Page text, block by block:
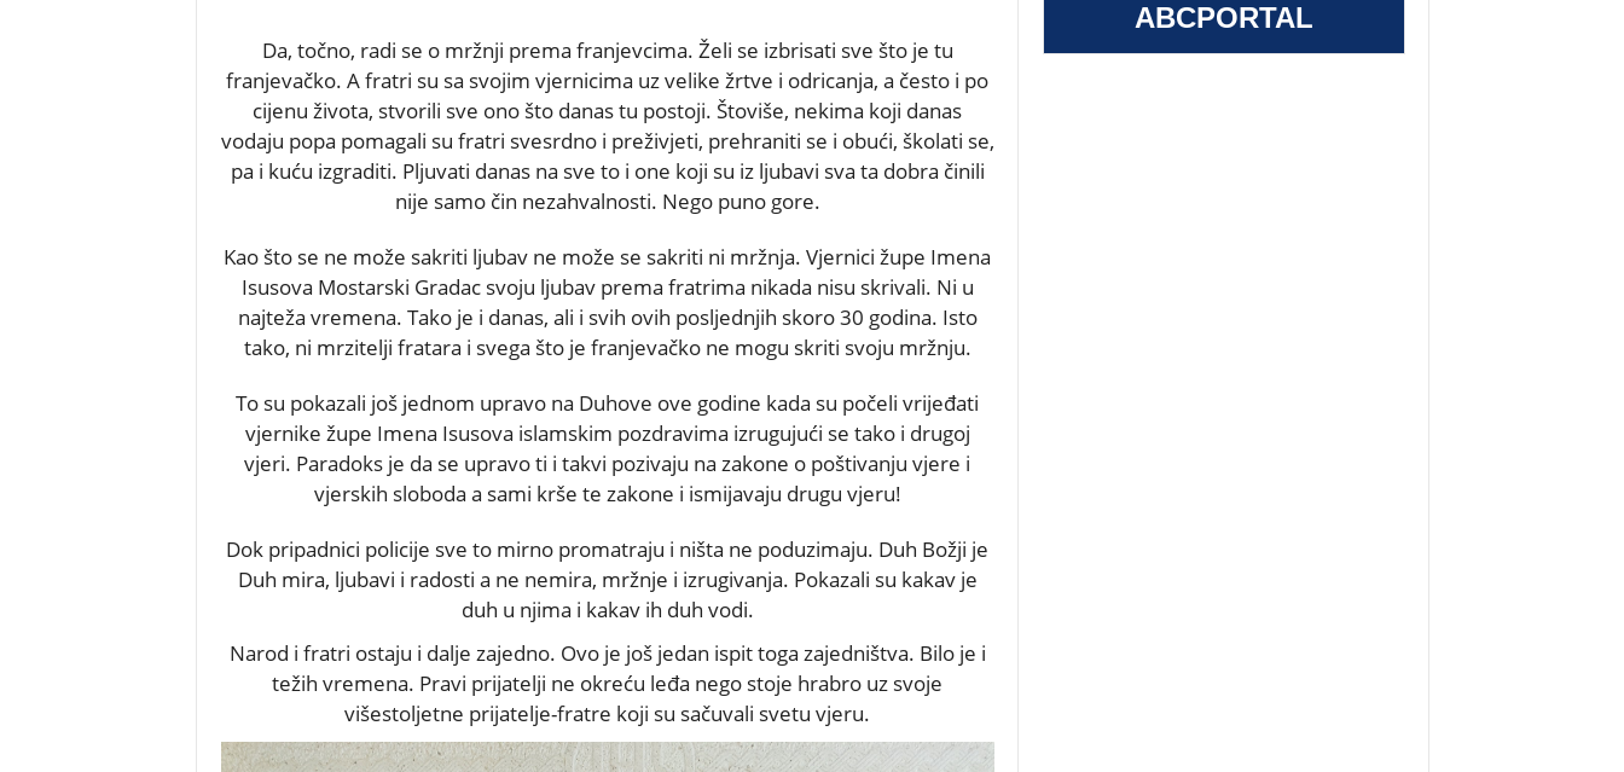
Da, točno, radi se o mržnji prema franjevcima. Želi se izbrisati sve što je tu
franjevačko. A fratri su sa svojim vjernicima uz velike žrtve i odricanja, a često i po
cijenu života, stvorili sve ono što danas tu postoji. Štoviše, nekima koji danas
vodaju popa pomagali su fratri svesrdno i preživjeti, prehraniti se i obući, školati se,
pa i kuću izgraditi. Pljuvati danas na sve to i one koji su iz ljubavi sva ta dobra činili
nije samo čin nezahvalnosti. Nego puno gore.
Kao što se ne može sakriti ljubav ne može se sakriti ni mržnja. Vjernici župe Imena
Isusova Mostarski Gradac svoju ljubav prema fratrima nikada nisu skrivali. Ni u
najteža vremena. Tako je i danas, ali i svih ovih posljednjih skoro 30 godina. Isto
tako, ni mrzitelji fratara i svega što je franjevačko ne mogu skriti svoju mržnju.
To su pokazali još jednom upravo na Duhove ove godine kada su počeli vrijeđati
vjernike župe Imena Isusova islamskim pozdravima izrugujući se tako i drugoj
vjeri. Paradoks je da se upravo ti i takvi pozivaju na zakone o poštivanju vjere i
vjerskih sloboda a sami krše te zakone i ismijavaju drugu vjeru!
Dok pripadnici policije sve to mirno promatraju i ništa ne poduzimaju. Duh Božji je
Duh mira, ljubavi i radosti a ne nemira, mržnje i izrugivanja. Pokazali su kakav je
duh u njima i kakav ih duh vodi.
Narod i fratri ostaju i dalje zajedno. Ovo je još jedan ispit toga zajedništva. Bilo je i
težih vremena. Pravi prijatelji ne okreću leđa nego stoje hrabro uz svoje
višestoljetne prijatelje-fratre koji su sačuvali svetu vjeru.
ABCPORTAL